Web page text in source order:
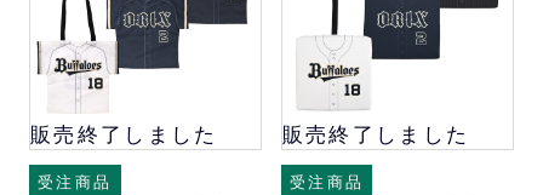
販売終了しました
受注商品
販売終了しました
受注商品